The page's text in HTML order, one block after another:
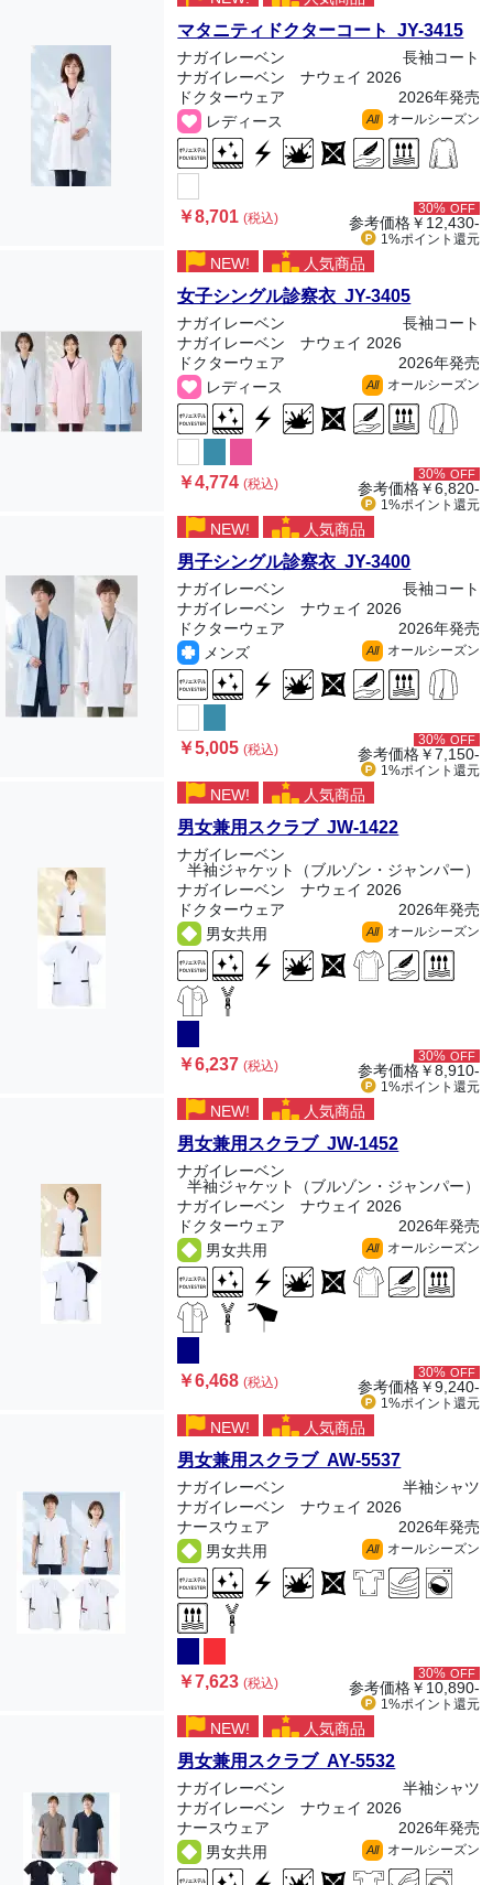
マタニティドクターコート JY-3415
ナガイレーベン
長袖コート
ナガイレーベン ナウェイ 2026
ドクターウェア
2026年発売
レディース
All オールシーズン
￥8,701(税込)
30% OFF
参考価格￥12,430-
1%ポイント 還元
NEW! 人気商品
女子シングル診察衣 JY-3405
ナガイレーベン
長袖コート
ナガイレーベン ナウェイ 2026
ドクターウェア
2026年発売
レディース
All オールシーズン
￥4,774(税込)
30% OFF
参考価格￥6,820-
1%ポイント 還元
NEW! 人気商品
男子シングル診察衣 JY-3400
ナガイレーベン
長袖コート
ナガイレーベン ナウェイ 2026
ドクターウェア
2026年発売
メンズ
All オールシーズン
￥5,005(税込)
30% OFF
参考価格￥7,150-
1%ポイント 還元
NEW! 人気商品
男女兼用スクラブ JW-1422
ナガイレーベン
半袖ジャケット（ブルゾン・ジャンパー）
ナガイレーベン ナウェイ 2026
ドクターウェア
2026年発売
男女共用
All オールシーズン
￥6,237(税込)
30% OFF
参考価格￥8,910-
1%ポイント 還元
NEW! 人気商品
男女兼用スクラブ JW-1452
ナガイレーベン
半袖ジャケット（ブルゾン・ジャンパー）
ナガイレーベン ナウェイ 2026
ドクターウェア
2026年発売
男女共用
All オールシーズン
￥6,468(税込)
30% OFF
参考価格￥9,240-
1%ポイント 還元
NEW! 人気商品
男女兼用スクラブ AW-5537
ナガイレーベン
半袖シャツ
ナガイレーベン ナウェイ 2026
ナースウェア
2026年発売
男女共用
All オールシーズン
￥7,623(税込)
30% OFF
参考価格￥10,890-
1%ポイント 還元
NEW! 人気商品
男女兼用スクラブ AY-5532
ナガイレーベン
半袖シャツ
ナガイレーベン ナウェイ 2026
ナースウェア
2026年発売
男女共用
All オールシーズン